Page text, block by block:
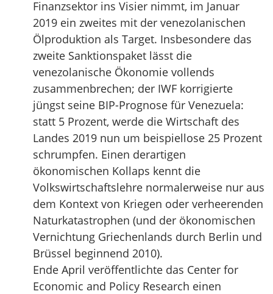
Finanzsektor ins Visier nimmt, im Januar
2019 ein zweites mit der venezolanischen
Ölproduktion als Target. Insbesondere das
zweite Sanktionspaket lässt die
venezolanische Ökonomie vollends
zusammenbrechen; der IWF korrigierte
jüngst seine BIP-Prognose für Venezuela:
statt 5 Prozent, werde die Wirtschaft des
Landes 2019 nun um beispiellose 25 Prozent
schrumpfen. Einen derartigen
ökonomischen Kollaps kennt die
Volkswirtschaftslehre normalerweise nur aus
dem Kontext von Kriegen oder verheerenden
Naturkatastrophen (und der ökonomischen
Vernichtung Griechenlands durch Berlin und
Brüssel beginnend 2010).
Ende April veröffentlichte das Center for
Economic and Policy Research einen